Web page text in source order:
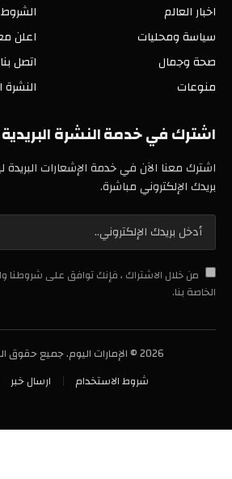
اخبار العالم
سياسة ومحليات
صحة وجمال
منوعات
اعلن
اتصل بنا
النشرة
اشترك في خدمة النشرة البريدية
اشترك معنا الآن في خدمة الإشعارات
بريدك الإلكتروني مباشرة.
من خلال الاشتراك ، فإنك توافق على شروطنا
الخاصة بنا.
2026 © الإمارات اليوم. جميع حقوق النشر محفوظة.
شروط الاستخدام
ارسال خبر